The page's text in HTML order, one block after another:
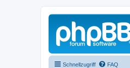
Schnellzugriff FAQ